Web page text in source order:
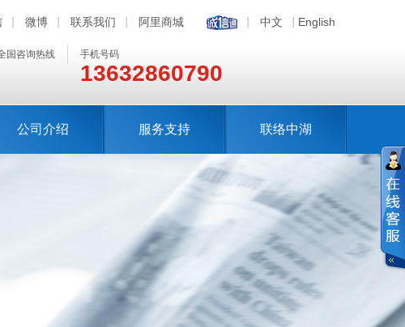
微博 联系我们 阿里商城 中文 English
国咨询热线 手机号码
13632860790
公司介绍 服务支持 联络中湖